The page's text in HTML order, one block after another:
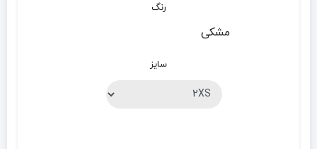
رنگ
مشکی
سایز